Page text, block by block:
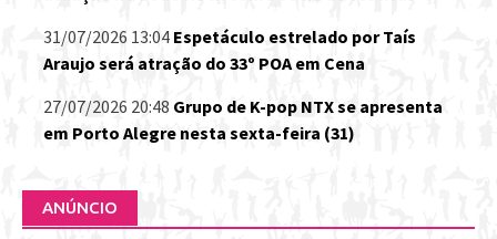
31/07/2026 13:04 Espetáculo estrelado por Taís
Araujo será atração do 33º POA em Cena
27/07/2026 20:48 Grupo de K-pop NTX se apresenta
em Porto Alegre nesta sexta-feira (31)
ANÚNCIO